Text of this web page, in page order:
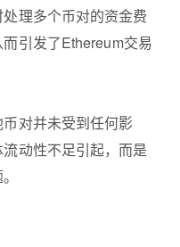
理多个币对的资金费
引发了Ethereum交易
对并未受到任何影
动性不足引起，而是